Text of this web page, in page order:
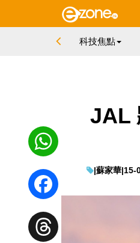
科技焦點
JAL
|蘇家華|15-
WhatsApp
Facebook